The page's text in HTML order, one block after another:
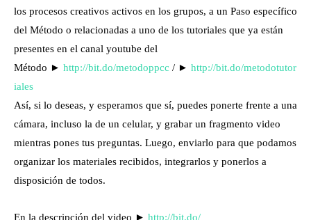
los procesos creativos activos en los grupos, a un Paso específico
del Método o relacionadas a uno de los tutoriales que ya están
presentes en el canal youtube del
Método ► http://bit.do/metodoppcc / ► http://bit.do/metodotutor
iales
Así, si lo deseas, y esperamos que sí, puedes ponerte frente a una
cámara, incluso la de un celular, y grabar un fragmento video
mientras pones tus preguntas. Luego, enviarlo para que podamos
organizar los materiales recibidos, integrarlos y ponerlos a
disposición de todos.
En la descripción del video ► http://bit.do/